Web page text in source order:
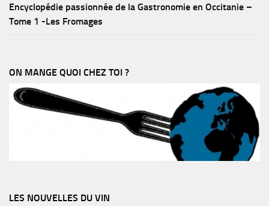
Encyclopédie passionnée de la Gastronomie en Occitanie –
Tome 1 -Les Fromages
ON MANGE QUOI CHEZ TOI ?
LES NOUVELLES DU VIN